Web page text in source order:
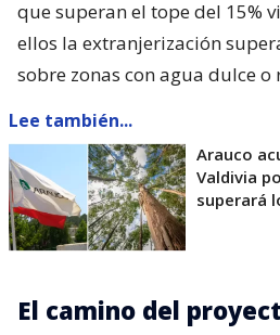
que superan el tope del 15%
ellos la extranjerización
sobre zonas con agua dulce o
Lee también...
Arauco
Valdivia
superará
El camino del